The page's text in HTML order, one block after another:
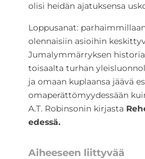
olisi heidän ajatuksensa
Loppusanat:
olennaisiin asioihin
Jumalymmärryksen
toisaalta turhan
ja omaan kuplaansa jäävä
omaperättömyydessään
A.T. Robinsonin kirjasta
edessä.
Aiheeseen liittyvää